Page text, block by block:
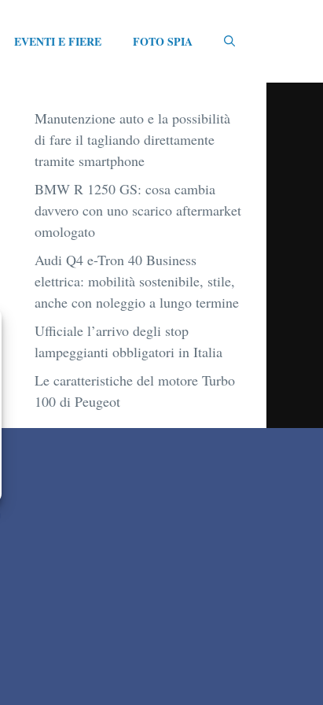
EVENTI E FIERE FOTO SPIA
Manutenzione auto e la possibilità
di fare il tagliando direttamente
tramite smartphone
BMW R 1250 GS: cosa cambia
davvero con uno scarico aftermarket
omologato
Audi Q4 e-Tron 40 Business
elettrica: mobilità sostenibile, stile,
anche con noleggio a lungo termine
Ufficiale l’arrivo degli stop
lampeggianti obbligatori in Italia
Le caratteristiche del motore Turbo
100 di Peugeot